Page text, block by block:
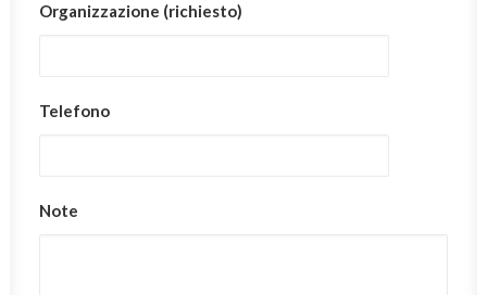
Organizzazione (richiesto)
Telefono
Note